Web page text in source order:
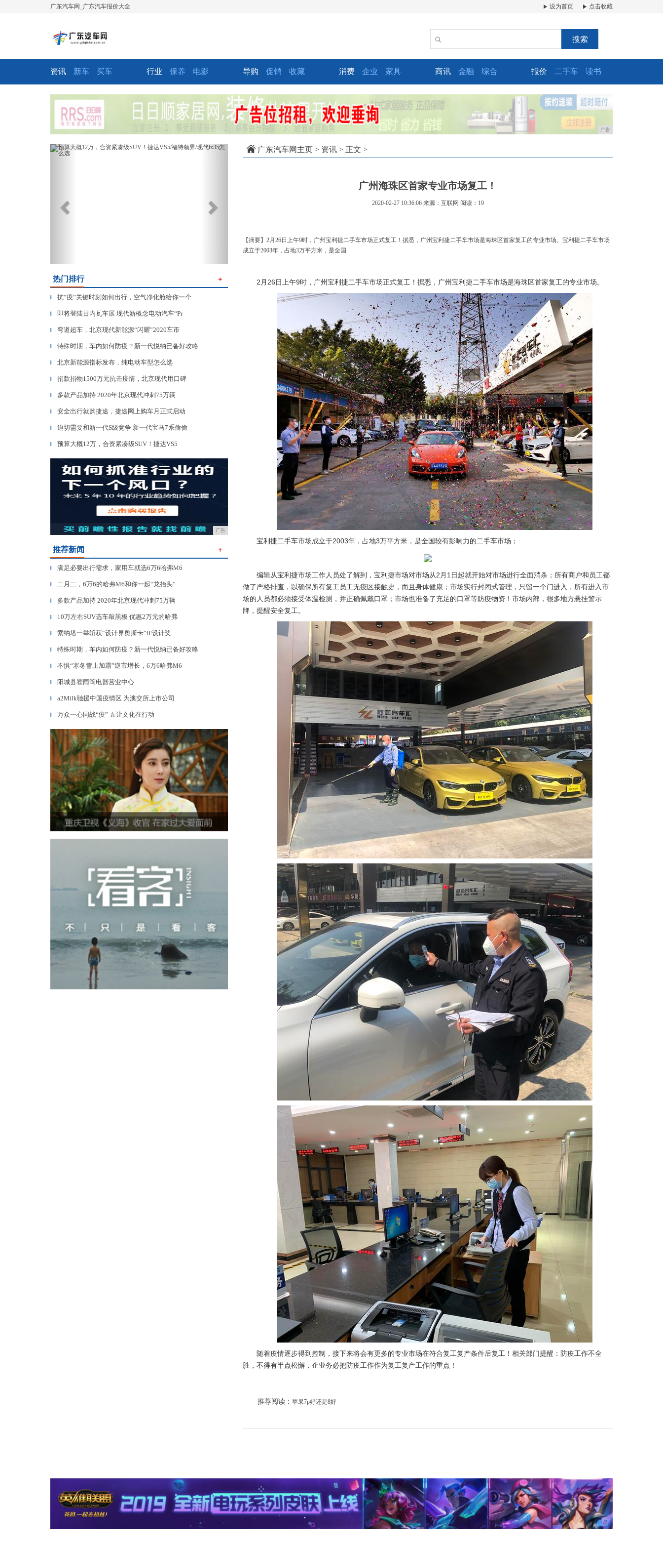
广东汽车网_广东汽车报价大全 设为首页 点击收藏
搜索
资讯 新车 买车 行业 保养 电影 导购 促销 收藏 消费 企业 家具 商讯 金融 综合 报价 二手车 读书
广告
Previous Next
热门排行 ＋
▎ 抗“疫”关键时刻如何出行，空气净化舱给你一个
▎ 即将登陆日内瓦车展 现代新概念电动汽车“Pr
▎ 弯道超车，北京现代新能源“闪耀”2020车市
▎ 特殊时期，车内如何防疫？新一代悦纳已备好攻略
▎ 北京新能源指标发布，纯电动车型怎么选
▎ 捐款捐物1500万元抗击疫情，北京现代用口碑
▎ 多款产品加持 2020年北京现代冲刺75万辆
▎ 安全出行就购捷途，捷途网上购车月正式启动
▎ 迫切需要和新一代S级竞争 新一代宝马7系偷偷
▎ 预算大概12万，合资紧凑级SUV！捷达VS5
广告
推荐新闻 ＋
▎ 满足必要出行需求，家用车就选6万6哈弗M6
▎ 二月二，6万6的哈弗M6和你一起“龙抬头”
▎ 多款产品加持 2020年北京现代冲刺75万辆
▎ 10万左右SUV选车敲黑板 优惠2万元的哈弗
▎ 索纳塔一举斩获“设计界奥斯卡”iF设计奖
▎ 特殊时期，车内如何防疫？新一代悦纳已备好攻略
▎ 不惧“寒冬雪上加霜”逆市增长，6万6哈弗M6
▎ 阳城县瞿雨筠电器营业中心
▎ a2Milk驰援中国疫情区 为澳交所上市公司
▎ 万众一心同战“疫” 五让文化在行动
广东汽车网主页 > 资讯 > 正文 >
广州海珠区首家专业市场复工！
2020-02-27 10:36:06 来源：互联网 阅读：19
【摘要】2月26日上午9时，广州宝利捷二手车市场正式复工！据悉，广州宝利捷二手车市场是海珠区首家复工的专业市场。宝利捷二手车市场
成立于2003年，占地3万平方米，是全国
2月26日上午9时，广州宝利捷二手车市场正式复工！据悉，广州宝利捷二手车市场是海珠区首家复工的专业市场。
宝利捷二手车市场成立于2003年，占地3万平方米，是全国较有影响力的二手车市场；
编辑从宝利捷市场工作人员处了解到，宝利捷市场对市场从2月1日起就开始对市场进行全面消杀；所有商户和员工都
做了严格排查，以确保所有复工员工无疫区接触史，而且身体健康；市场实行封闭式管理，只留一个门进入，所有进入市
场的人员都必须接受体温检测，并正确佩戴口罩；市场也准备了充足的口罩等防疫物资！市场内部，很多地方悬挂警示
牌，提醒安全复工。
随着疫情逐步得到控制，接下来将会有更多的专业市场在符合复工复产条件后复工！相关部门提醒：防疫工作不全
胜，不得有半点松懈，企业务必把防疫工作作为复工复产工作的重点！
推荐阅读： 苹果7p好还是8好